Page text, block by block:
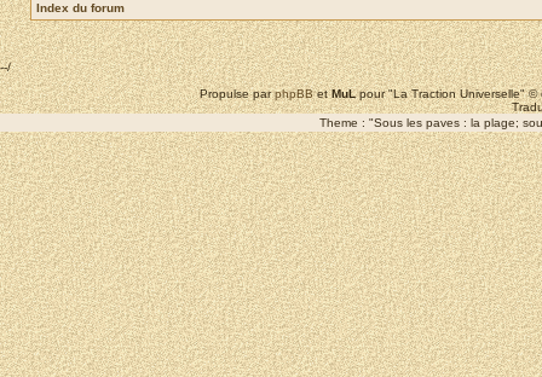
Index du forum
--/
Propulse parphpBBetMuLpour "La Traction Universelle"
Theme : "Sous les paves : la plage;